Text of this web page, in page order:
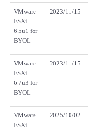
VMware
ESXi
6.5u1 for
BYOL
2023/11/15
VMware
ESXi
6.7u3 for
BYOL
2023/11/15
VMware
ESXi
2025/10/02